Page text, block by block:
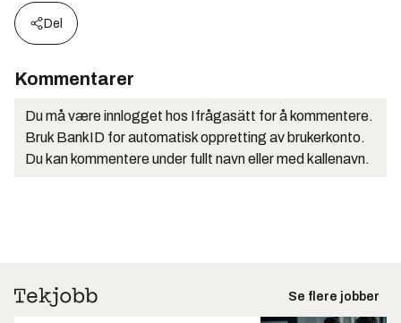
Del
Kommentarer
Du må være innlogget hos Ifrågasätt for å kommentere.
Bruk BankID for automatisk oppretting av brukerkonto.
Du kan kommentere under fullt navn eller med kallenavn.
Se flere jobber